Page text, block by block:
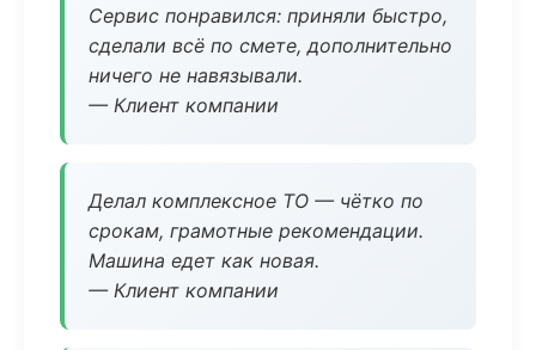
Сервис понравился: приняли быстро,
сделали всё по смете, дополнительно
ничего не навязывали.
— Клиент компании
Делал комплексное ТО — чётко по
срокам, грамотные рекомендации.
Машина едет как новая.
— Клиент компании